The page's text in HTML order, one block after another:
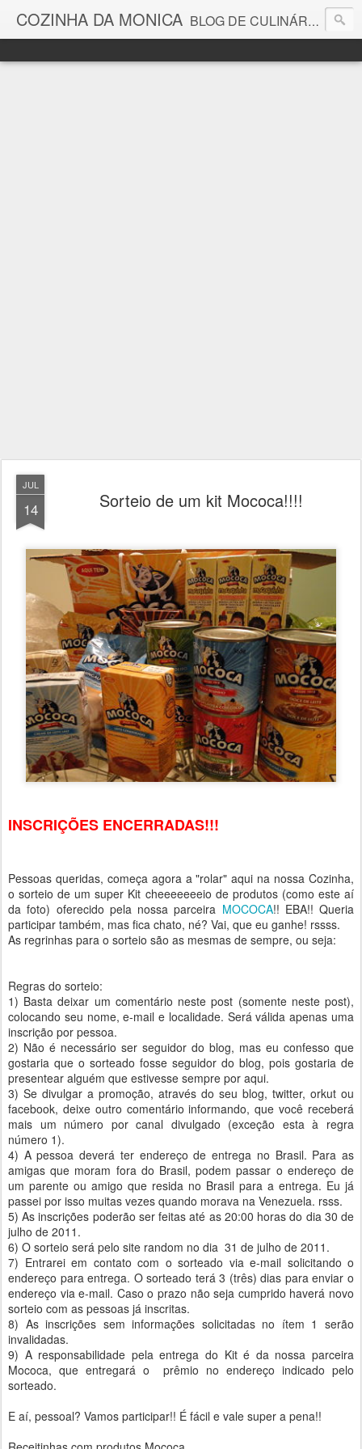
COZINHA DA MONICA BLOG DE CULINÁRIA E GASTRONOMIA COM RECEITAS, DICAS, CURIOSIDADES GASTRONÔMICAS E MUITO MAIS.
JUL
14 Sorteio de um kit Mococa!!!!
INSCRIÇÕES ENCERRADAS!!!
Pessoas queridas, começa agora a "rolar" aqui na nossa Cozinha,
o sorteio de um super Kit cheeeeeeeio de produtos (como este aí
da foto) oferecido pela nossa parceira MOCOCA!! EBA!! Queria
participar também, mas fica chato, né? Vai, que eu ganhe! rssss.
As regrinhas para o sorteio são as mesmas de sempre, ou seja:
Regras do sorteio:
1) Basta deixar um comentário neste post (somente neste post),
colocando seu nome, e-mail e localidade. Será válida apenas uma
inscrição por pessoa.
2) Não é necessário ser seguidor do blog, mas eu confesso que
gostaria que o sorteado fosse seguidor do blog, pois gostaria de
presentear alguém que estivesse sempre por aqui.
3) Se divulgar a promoção, através do seu blog, twitter, orkut ou
facebook, deixe outro comentário informando, que você receberá
mais um número por canal divulgado (exceção esta à regra
número 1).
4) A pessoa deverá ter endereço de entrega no Brasil. Para as
amigas que moram fora do Brasil, podem passar o endereço de
um parente ou amigo que resida no Brasil para a entrega. Eu já
passei por isso muitas vezes quando morava na Venezuela. rsss.
5) As inscrições poderão ser feitas até as 20:00 horas do dia 30 de
julho de 2011.
6) O sorteio será pelo site random no dia 31 de julho de 2011.
7) Entrarei em contato com o sorteado via e-mail solicitando o
endereço para entrega. O sorteado terá 3 (três) dias para enviar o
endereço via e-mail. Caso o prazo não seja cumprido haverá novo
sorteio com as pessoas já inscritas.
8) As inscrições sem informações solicitadas no ítem 1 serão
invalidadas.
9) A responsabilidade pela entrega do Kit é da nossa parceira
Mococa, que entregará o prêmio no endereço indicado pelo
sorteado.
E aí, pessoal? Vamos participar!! É fácil e vale super a pena!!